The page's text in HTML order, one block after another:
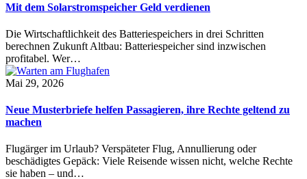
Mit dem Solarstromspeicher Geld verdienen
Die Wirtschaftlichkeit des Batteriespeichers in drei Schritten
berechnen Zukunft Altbau: Batteriespeicher sind inzwischen
profitabel. Wer…
Mai 29, 2026
Neue Musterbriefe helfen Passagieren, ihre Rechte geltend zu
machen
Flugärger im Urlaub? Verspäteter Flug, Annullierung oder
beschädigtes Gepäck: Viele Reisende wissen nicht, welche Rechte
sie haben – und…